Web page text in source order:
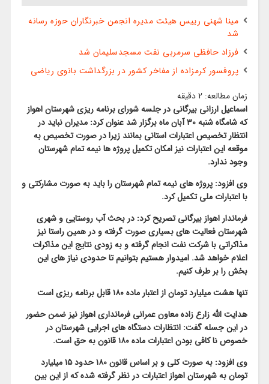
مینا شهنی رییس هیئت مدیره انجمن خبرنگاران حوزه رسانه
شد
فرزاد حافظی سرمربی نفت مسجدسلیمان شد
پروفسور کرمزاده از مفاخر کشور در بزرگداشت بانوی ریاضی
زمان مطالعه: 2 دقیقه
اسماعیل ارزانی بیرگانی در جلسه شورای برنامه ریزی شهرستان اهواز
که شامگاه شنبه ۳۰ آبان ماه برگزار شد عنوان کرد: مدیران نباید در
انتظار تخصیص اعتبارات استانی بمانند زیرا در صورت تخصیص به
موقعه این اعتبارات نیز امکان تکمیل پروژه ها نیمه تمام شهرستان
وجود ندارد.
وی افزود: پروژه های نیمه تمام شهرستان را باید به صورت مشارکتی و
با اعتبارات ملی تکمیل کرد.
فرماندار اهواز بیرگانی تصریح کرد: در بحث آب روستایی و شهری
شهرستان فعالیت های بسیاری صورت گرفته و در همین راستا نیز
مذاکراتی با شرکت نفت انجام گرفته و به زودی نتایج این مذاکرات
اعلام خواهد شد. امیدوار هستیم بتوانیم تا حدودی نیاز های این
بخش را بر طرف کنیم.
تنها هشت میلیارد تومان از اعتبار ماده ۱۸۰ قابل برنامه ریزی است
هدایت الله زارع زاده معاون عمرانی فرمانداری اهواز نیز ضمن حضور
در این جسله گفت: انتظارات دستگاه های اجرایی شهرستان در
خصوص نا کافی بودن اعتبارات ماده ۱۸۰ قانون به حق است.
وی افزود: به صورت کلی و بر اساس قانون ۱۸۰ حدود ۱۵ میلیارد
تومان به شهرستان اهواز اعتبارات در نظر گرفته شده که از این بین